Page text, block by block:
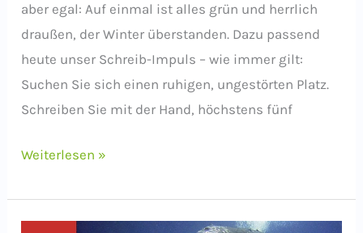
aber egal: Auf einmal ist alles grün und herrlich
draußen, der Winter überstanden. Dazu passend
heute unser Schreib-Impuls – wie immer gilt:
Suchen Sie sich einen ruhigen, ungestörten Platz.
Schreiben Sie mit der Hand, höchstens fünf
Schreib-
Unterwegs
Weiterlesen »